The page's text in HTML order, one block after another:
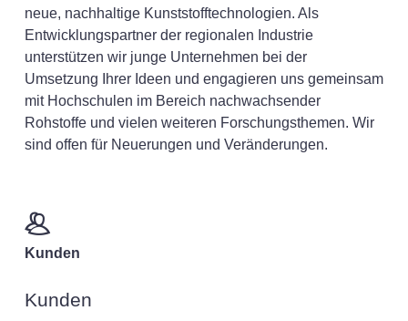
neue, nachhaltige Kunststofftechnologien. Als
Entwicklungspartner der regionalen Industrie
unterstützen wir junge Unternehmen bei der
Umsetzung Ihrer Ideen und engagieren uns gemeinsam
mit Hochschulen im Bereich nachwachsender
Rohstoffe und vielen weiteren Forschungsthemen. Wir
sind offen für Neuerungen und Veränderungen.
Kunden
Kunden